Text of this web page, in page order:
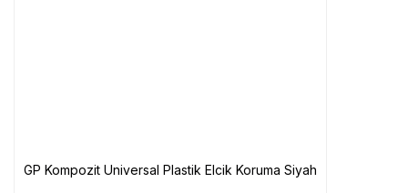
GP Kompozit Universal Plastik Elcik Koruma Siyah